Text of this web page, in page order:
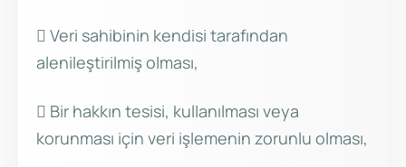
 Veri sahibinin kendisi tarafından
alenileştirilmiş olması,
 Bir hakkın tesisi, kullanılması veya
korunması için veri işlemenin zorunlu olması,